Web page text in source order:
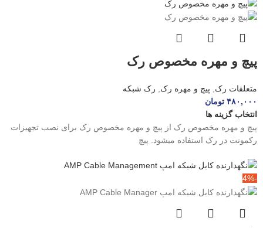
پیچ و مهره مخصوص رک
متعلقات رک پیچ و مهره رک
رک شبکه
۴۸۰,۰۰۰ تومان
انتخاب گزینه ها
پیچ و مهره مخصوص رک از پیچ و مهره مخصوص رک برای نصب تجهیزات
رکمونت در رک استفاده میشود. پیچ
-4%